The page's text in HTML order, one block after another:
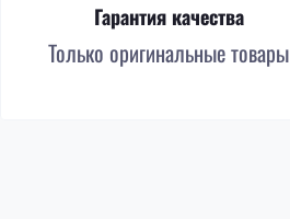
Гарантия качества
Только оригинальные товары